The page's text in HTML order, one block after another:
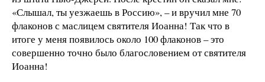
«Слышал, ты уезжаешь в Россию», – и вручил мне 70
флаконов с маслицем святителя Иоанна! Так что в
итоге у меня появилось около 100 флаконов – это
совершенно точно было благословением от святителя
Иоанна!